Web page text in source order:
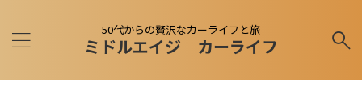
50代からの贅沢なカーライフと旅
ミドルエイジ カーライフ